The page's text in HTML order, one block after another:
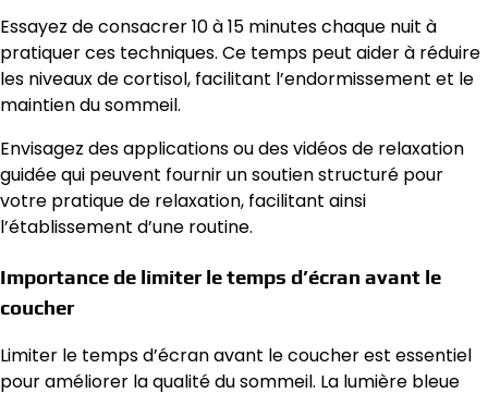
Essayez de consacrer 10 à 15 minutes chaque nuit à
pratiquer ces techniques. Ce temps peut aider à réduire
les niveaux de cortisol, facilitant l’endormissement et le
maintien du sommeil.
Envisagez des applications ou des vidéos de relaxation
guidée qui peuvent fournir un soutien structuré pour
votre pratique de relaxation, facilitant ainsi
l’établissement d’une routine.
Importance de limiter le temps d’écran avant le
coucher
Limiter le temps d’écran avant le coucher est essentiel
pour améliorer la qualité du sommeil. La lumière bleue